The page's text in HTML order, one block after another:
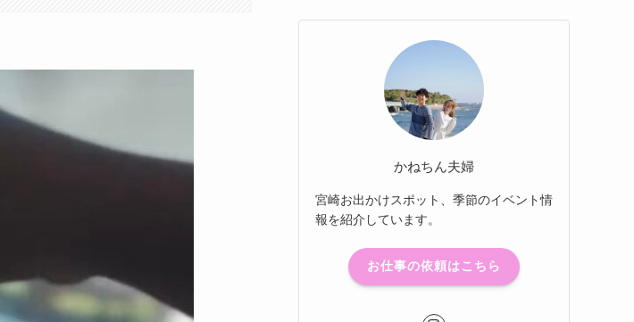
かねちん夫婦
宮崎お出かけスポット、季節のイベント情
報を紹介しています。
お仕事の依頼はこちら